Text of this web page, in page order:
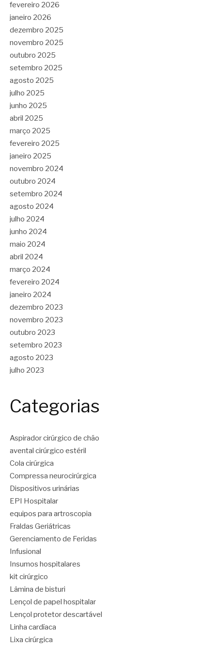
fevereiro 2026
janeiro 2026
dezembro 2025
novembro 2025
outubro 2025
setembro 2025
agosto 2025
julho 2025
junho 2025
abril 2025
março 2025
fevereiro 2025
janeiro 2025
novembro 2024
outubro 2024
setembro 2024
agosto 2024
julho 2024
junho 2024
maio 2024
abril 2024
março 2024
fevereiro 2024
janeiro 2024
dezembro 2023
novembro 2023
outubro 2023
setembro 2023
agosto 2023
julho 2023
Categorias
Aspirador cirúrgico de chão
avental cirúrgico estéril
Cola cirúrgica
Compressa neurocirúrgica
Dispositivos urinárias
EPI Hospitalar
equipos para artroscopia
Fraldas Geriátricas
Gerenciamento de Feridas
Infusional
Insumos hospitalares
kit cirúrgico
Lâmina de bisturi
Lençol de papel hospitalar
Lençol protetor descartável
Linha cardíaca
Lixa cirúrgica